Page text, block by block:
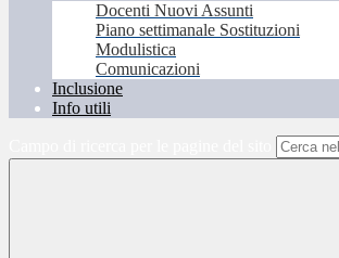
Docenti Nuovi Assunti
Piano settimanale Sostituzioni
Modulistica
Comunicazioni
Inclusione
Info utili